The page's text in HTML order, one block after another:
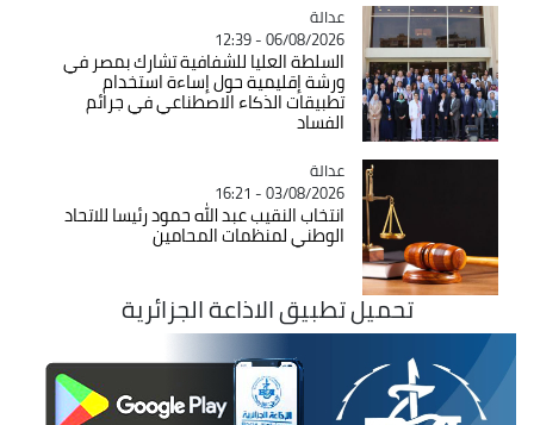
Catégorie
عدالة
06/08/2026 - 12:39
السلطة العليا للشفافية تشارك بمصر في
ورشة إقليمية حول إساءة استخدام
تطبيقات الذكاء الاصطناعي في جرائم
الفساد
Catégorie
عدالة
03/08/2026 - 16:21
انتخاب النقيب عبد الله حمود رئيسا للاتحاد
الوطني لمنظمات المحامين
تحميل تطبيق الاذاعة الجزائرية